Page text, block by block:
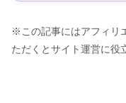
※この記事にはアフィリ
ただくとサイト運営に役